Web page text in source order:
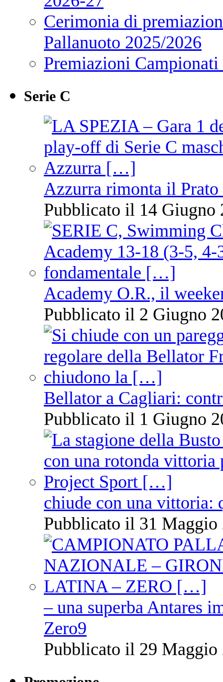
Cerimonia di
Pallanuoto 2025/2026
Premiazioni
Serie C
Azzurra rimonta il Prato
Pubblicato il 14 Giugno
Academy O.R., il
Pubblicato il 2 Giugno
Bellator a Cagliari:
Pubblicato il 1 Giugno
chiude con una vittoria:
Pubblicato il 31 Maggio
– una superba Antares
Zero9
Pubblicato il 29 Maggio